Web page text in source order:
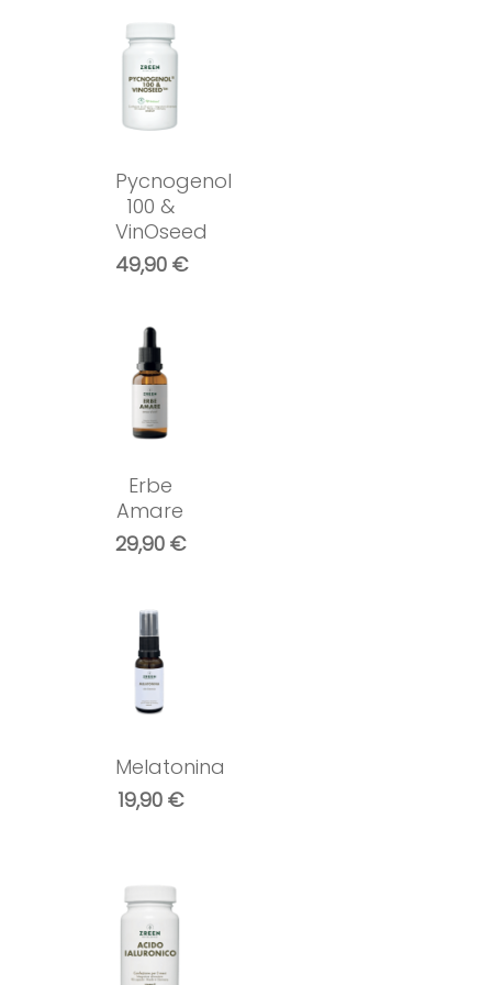
Pycnogenol
100 &
VinOseed
49,90 €
Erbe
Amare
29,90 €
Melatonina
19,90 €